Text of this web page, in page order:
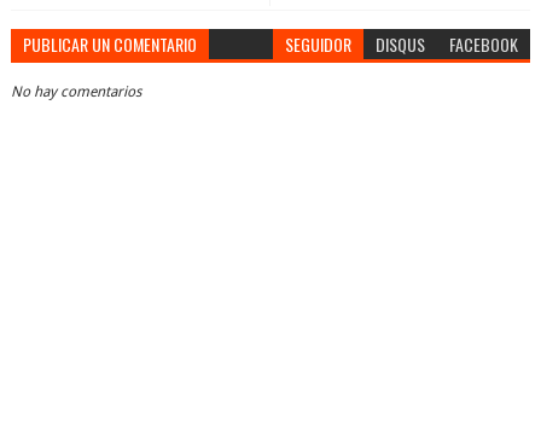
PUBLICAR UN COMENTARIO SEGUIDOR DISQUS FACEBOOK
No hay comentarios